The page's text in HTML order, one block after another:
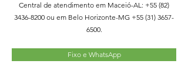
Central de atendimento em Maceió-AL: +55 (82)
3436-8200 ou em Belo Horizonte-MG +55 (31) 3657-
6500.
Fixo e WhatsApp